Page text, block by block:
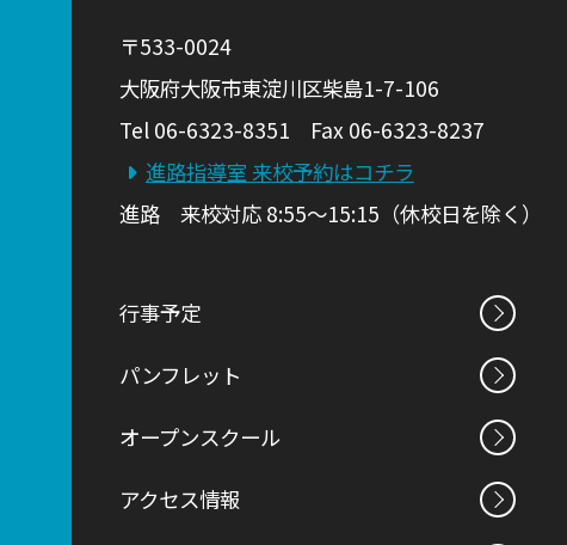
〒533-0024
大阪府大阪市東淀川区柴島1-7-106
Tel 06-6323-8351 Fax 06-6323-8237
進路指導室 来校予約はコチラ
進路 来校対応 8:55～15:15（休校日を除く）
行事予定
パンフレット
オープンスクール
アクセス情報